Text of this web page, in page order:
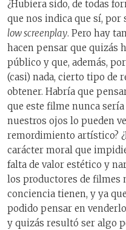
¿Hubiera sido, de todas
que nos indica que sí, por
low screenplay. Pero hay
hacen pensar que quizás
público y que, además,
(casi) nada, cierto tipo de
obtener. Habría que
que este filme nunca
nuestros ojos lo pueden
remordimiento artístico?
carácter moral que
falta de valor estético y
los productores de filmes
conciencia tienen, y ya que
podido pensar en
y quizás resultó ser algo